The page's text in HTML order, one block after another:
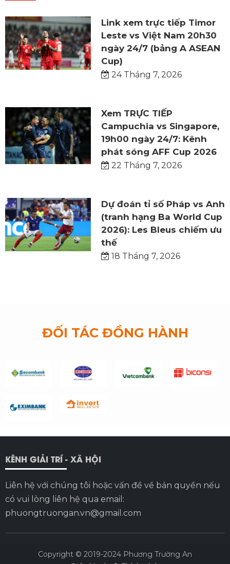
Link xem trực tiếp Timor
Leste vs Việt Nam 20h30
ngày 24/7 (bảng A ASEAN
Cup)
24 Tháng 7, 2026
Xem TRỰC TIẾP
Campuchia vs Singapore,
19h00 ngày 24/7: Kênh
phát sóng AFF Cup 2026
22 Tháng 7, 2026
Dự đoán tỉ số Pháp vs Anh
(tranh hạng Ba World Cup
2026): Les Bleus chiếm ưu
thế
18 Tháng 7, 2026
ĐỐI TÁC ĐỒNG HÀNH
KÊNH GIẢI TRÍ - XÃ HỘI
Liên hệ với chúng tôi hoặc vấn đề về bản quyền nếu
có vui lòng liên hệ qua email:
phuongtruongan.vn@gmail.com
Copyright © 2019-2024 Phương Trường An